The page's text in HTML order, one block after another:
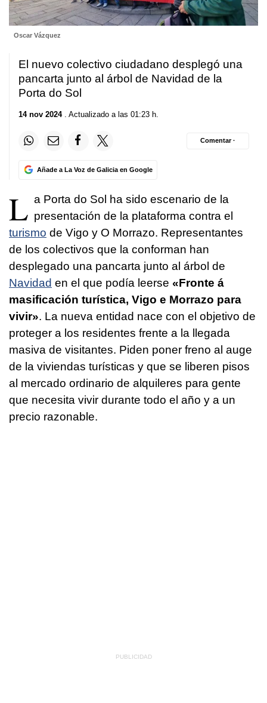
Oscar Vázquez
El nuevo colectivo ciudadano desplegó una
pancarta junto al árbol de Navidad de la
Porta do Sol
14 nov 2024. Actualizado a las 01:23 h.
Añade a La Voz de Galicia en Google
Comentar ·
L a Porta do Sol ha sido escenario de la
presentación de la plataforma contra el
turismo de Vigo y O Morrazo. Representantes
de los colectivos que la conforman han
desplegado una pancarta junto al árbol de
Navidad en el que podía leerse «Fronte á
masificación turística, Vigo e Morrazo para
vivir». La nueva entidad nace con el objetivo de
proteger a los residentes frente a la llegada
masiva de visitantes. Piden poner freno al auge
de la viviendas turísticas y que se liberen pisos
al mercado ordinario de alquileres para gente
que necesita vivir durante todo el año y a un
precio razonable.